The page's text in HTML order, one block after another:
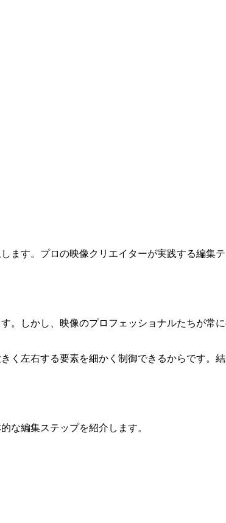
ます。プロの映像クリエイターが実践する編集
しかし、映像のプロフェッショナルたちが常に
く左右する要素を細かく制御できるからです。
な編集ステップを紹介します。